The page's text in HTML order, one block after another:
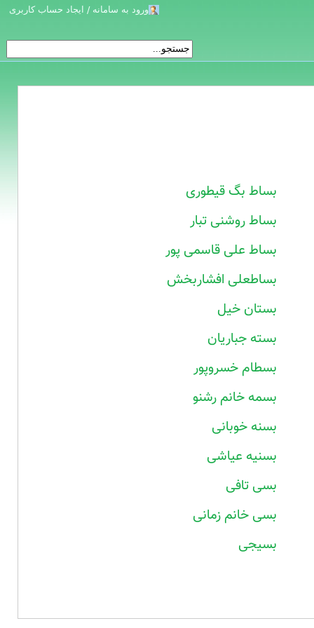
بساط بگ قیطوری
بساط روشنی تبار
بساط علی قاسمی پور
بساطعلی افشاربخش
بستان خیل
بسته جباریان
بسطام خسروپور
بسمه خانم رشنو
بسنه خوبانی
بسنیه عیاشی
بسی تافی
بسی خانم زمانی
بسیجی
ورود به سامانه / ایجاد حساب کاربری